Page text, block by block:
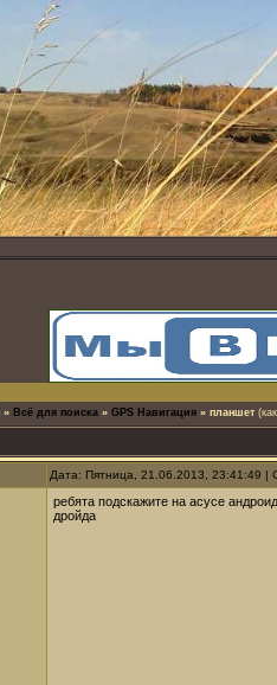
» Всё для поиска » GPS Навигация » планшет
Дата: Пятница, 21.06.2013, 23:41:49
ребята подскажите на асусе
дройда